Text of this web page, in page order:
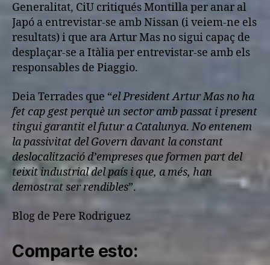
Generalitat, CiU critiqués Montilla per anar al
Japó a entrevistar-se amb Nissan (i veiem-ne els
resultats) i que ara Artur Mas no sigui capaç de
desplaçar-se a Itàlia per entrevistar-se amb els
responsables de Piaggio.
Deia Terrades que “el President Artur Mas no ha
fet cap gest perquè un sector amb passat i present
tingui garantit el futur a Catalunya.No entenem
la passivitat del Govern davant la constant
deslocalització d’empreses que formen part del
teixit industrial del país i que, a més, han
demostrat ser rendibles”.
Blog de Pere Rodriguez
Comparte esto: